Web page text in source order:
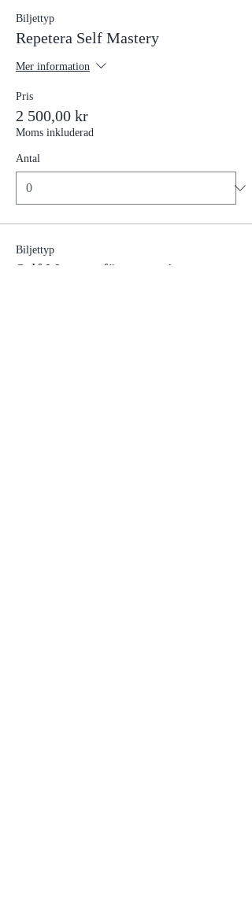
Biljettyp
Repetera Self Mastery
Mer information
Pris
2 500,00 kr
Moms inkluderad
Antal
Biljettyp
Self Mastery företagspris